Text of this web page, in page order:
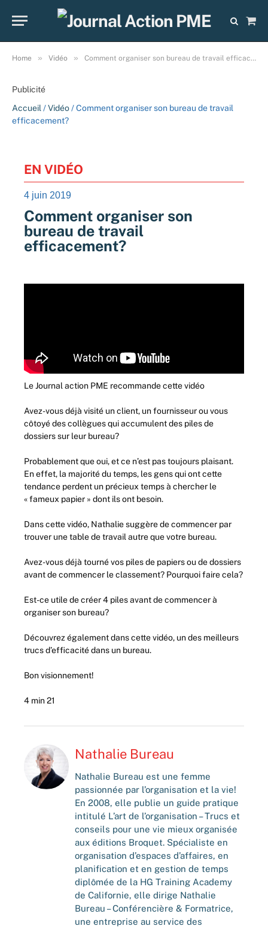
Cart
Home » Vidéo » Comment organiser son bureau de travail efficacement?
Publicité
Accueil /Vidéo/ Comment organiser son bureau de travail
efficacement?
EN VIDÉO
4 juin 2019
Comment organiser son
bureau de travail
efficacement?
Le Journal action PME recommande cette vidéo
Avez-vous déjà visité un client, un fournisseur ou vous
côtoyé des collègues qui accumulent des piles de
dossiers sur leur bureau?
Probablement que oui, et ce n’est pas toujours plaisant.
En effet, la majorité du temps, les gens qui ont cette
tendance perdent un précieux temps à chercher le
« fameux papier » dont ils ont besoin.
Dans cette vidéo, Nathalie suggère de commencer par
trouver une table de travail autre que votre bureau.
Avez-vous déjà tourné vos piles de papiers ou de dossiers
avant de commencer le classement? Pourquoi faire cela?
Est-ce utile de créer 4 piles avant de commencer à
organiser son bureau?
Découvrez également dans cette vidéo, un des meilleurs
trucs d’efficacité dans un bureau.
Bon visionnement!
4 min 21
Nathalie Bureau
Nathalie Bureau est une femme
passionnée par l’organisation et la vie!
En 2008, elle publie un guide pratique
intitulé L’art de l’organisation – Trucs et
conseils pour une vie mieux organisée
aux éditions Broquet. Spécialiste en
organisation d’espaces d’affaires, en
planification et en gestion de temps
diplômée de la HG Training Academy
de Californie, elle dirige Nathalie
Bureau – Conférencière & Formatrice,
une entreprise au service des